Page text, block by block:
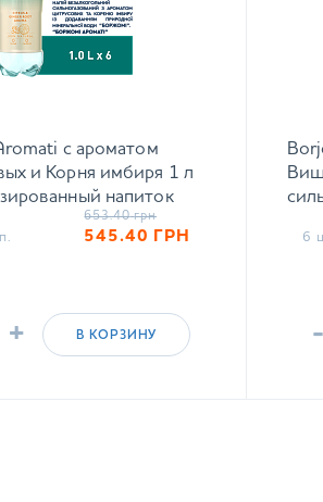
с ароматом
и Корня имбиря 1 л
напиток
653.40 грн
545.40 ГРН
+ В КОРЗИНУ
6
-